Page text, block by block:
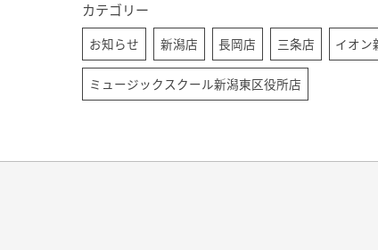
カテゴリー
お知らせ 新潟店 長岡店 三条店 イオン
ミュージックスクール新潟東区役所店